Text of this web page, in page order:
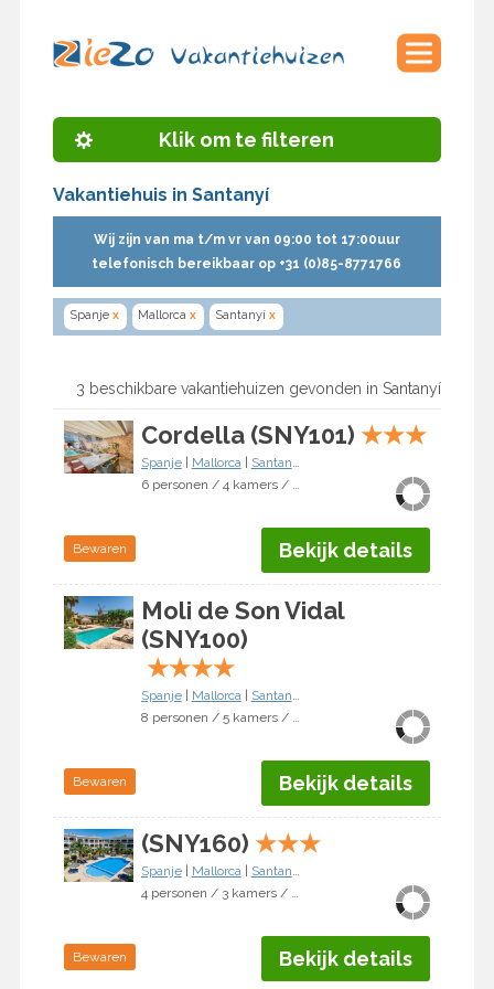
Klik om te filteren
Vakantiehuis in Santanyí
Wij zijn van ma t/m vr van 09:00 tot 17:00uur
telefonisch bereikbaar op +31 (0)85-8771766
Spanje x Mallorca x Santanyí x
3 beschikbare vakantiehuizen gevonden in Santanyí
Cordella (SNY101) ★★★
Spanje| Mallorca| Santanyí
6 personen / 4 kamers / 3 slaapkamers
Bewaren Bekijk details
Moli de Son Vidal
(SNY100)
★★★★
Spanje| Mallorca| Santanyí
8 personen / 5 kamers / 4 slaapkamers
Bewaren Bekijk details
(SNY160) ★★★
Spanje| Mallorca| Santanyí
4 personen / 3 kamers / 2 slaapkamers
Bewaren Bekijk details